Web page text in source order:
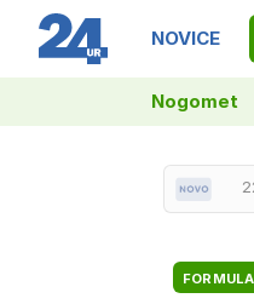
NOVICE
Nogomet